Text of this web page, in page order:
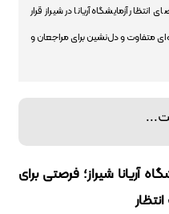
آزمایشگاه آریانا در شیراز قرار
متفاوت و دل‌نشین برای مراجعان و
آریانا شیراز؛ فرصتی برای